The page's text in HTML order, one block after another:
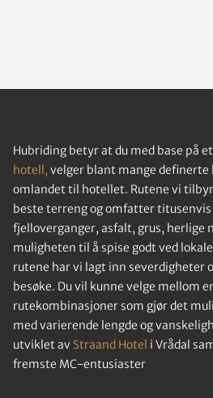
Hubriding betyr at du med base på
hotell, velger blant mange definerte
omlandet til hotellet. Rutene vi tilbyr
beste terreng og omfatter
fjelloverganger, asfalt, grus, herlige
muligheten til å spise godt ved
rutene har vi lagt inn severdigheter
besøke. Du vil kunne velge mellom
rutekombinasjoner som gjør det
med varierende lengde og
utviklet av Straand Hotel i Vrådal
fremste MC-entusiaster